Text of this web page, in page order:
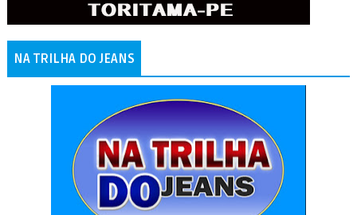
NA TRILHA DO JEANS